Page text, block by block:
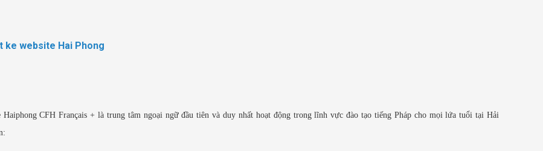
ke website Hai Phong
CFH Français + là trung tâm ngoại ngữ đầu tiên và duy nhất hoạt động trong lĩnh vực đào tạo tiếng Pháp cho mọi lứa tuổi tại Hải